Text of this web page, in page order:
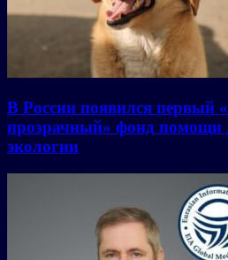
В России появился первый
прозрачный» фонд помощи
экологии